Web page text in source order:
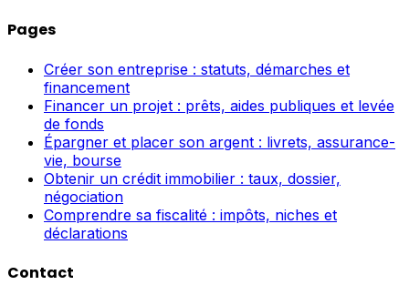
Pages
Créer son entreprise : statuts, démarches et
financement
Financer un projet : prêts, aides publiques et levée
de fonds
Épargner et placer son argent : livrets, assurance-
vie, bourse
Obtenir un crédit immobilier : taux, dossier,
négociation
Comprendre sa fiscalité : impôts, niches et
déclarations
Contact